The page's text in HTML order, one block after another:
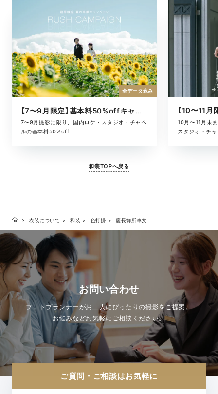
【7〜9月限定】基本料50%offキャンペーン
7〜9月撮影に限り、国内ロケ・スタジオ・チャペ
ルの基本料50%off
全データ込み
10月〜11月末
スタジオ・チ
和装TOPへ戻る
衣装について 和装 色打掛 慶長御所車文
お問い合わせ
フォトプランナーがお二人にぴったりの撮影をご提案。
お悩みなどお気軽にご相談ください。
ご質問・ご相談はお気軽に